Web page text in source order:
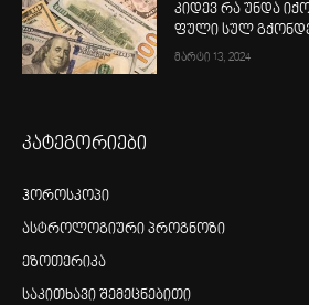
კიდევ რა უნდა
ფული სულ
მარტი 13, 2024
კატეგორიები
ჰოროსკოპი
ასტროლოგიური პროგნოზი
ეზოთერიკა
საკითხავი შემეცნებითი